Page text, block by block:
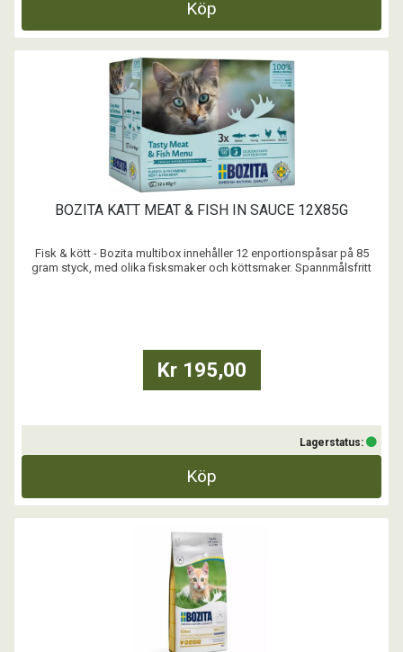
Köp
BOZITA KATT MEAT & FISH IN SAUCE 12X85G
Fisk & kött - Bozita multibox innehåller 12 enportionspåsar på 85
gram styck, med olika fisksmaker och köttsmaker. Spannmålsfritt
Kr 195,00
Lagerstatus:
Köp